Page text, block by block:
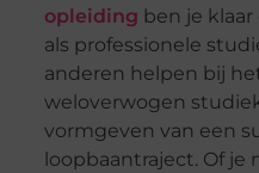
opleiding ben je
als professionele
anderen helpen bij
weloverwogen
vormgeven van een
loopbaantraject. Of je